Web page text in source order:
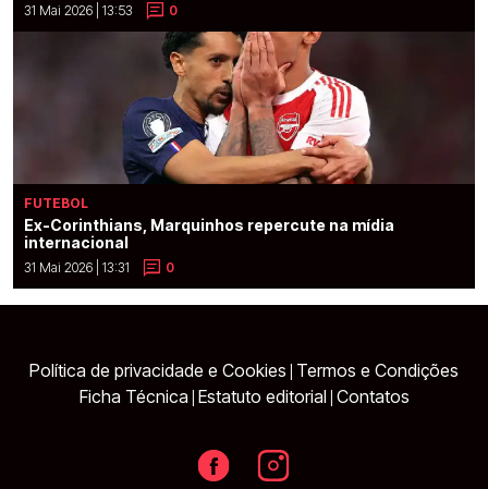
31 Mai 2026 | 13:53 0
FUTEBOL
Ex-Corinthians, Marquinhos repercute na mídia
internacional
31 Mai 2026 | 13:31 0
Política de privacidade e Cookies Termos e Condições
Ficha Técnica Estatuto editorial Contatos